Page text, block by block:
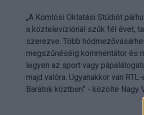
„A Komlósi Oktatási Stúdiót
a köztelevíziónál szűk fél évet,
szerezve. Több
megszűnéséig kommentátor és
legyen az sport vagy
majd valóra. Ugyanakkor van
Barátok köztben” - közölte Nagy